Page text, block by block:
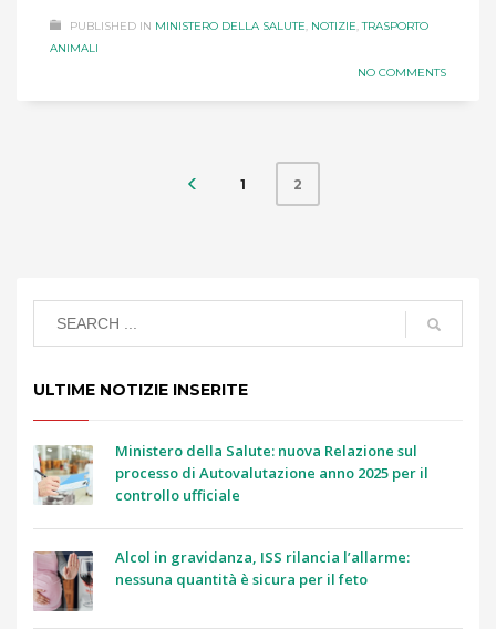
PUBLISHED IN MINISTERO DELLA SALUTE, NOTIZIE,TRASPORTO
ANIMALI
NO COMMENTS
1 2
ULTIME NOTIZIE INSERITE
Ministero della Salute: nuova Relazione sul
processo di Autovalutazione anno 2025 per il
controllo ufficiale
Alcol in gravidanza, ISS rilancia l’allarme:
nessuna quantità è sicura per il feto